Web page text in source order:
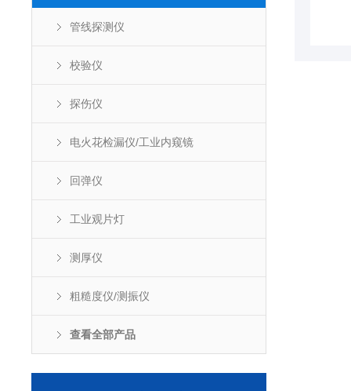
管线探测仪
校验仪
探伤仪
电火花检漏仪/工业内窥镜
回弹仪
工业观片灯
测厚仪
粗糙度仪/测振仪
查看全部产品